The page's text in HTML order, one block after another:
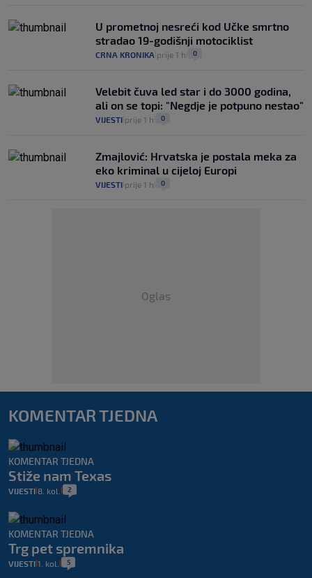
U prometnoj nesreći kod Učke smrtno
stradao 19-godišnji motociklist
CRNA KRONIKA prije 1 h 0
Velebit čuva led star i do 3000 godina,
ali on se topi: "Negdje je potpuno nestao"
VIJESTI prije 1 h 0
Zmajlović: Hrvatska je postala meka za
eko kriminal u cijeloj Europi
VIJESTI prije 1 h 0
Oglas
KOMENTAR TJEDNA
KOMENTAR TJEDNA
Stiže nam Texas
VIJESTI 8. kol. 2
KOMENTAR TJEDNA
Trg pet spremnika
VIJESTI 1. kol. 5